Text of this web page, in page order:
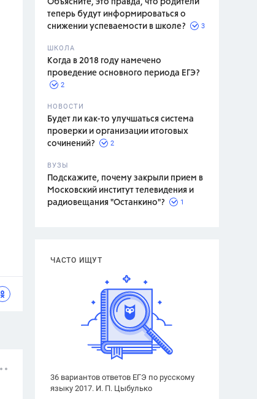
Объясните, это правда, что родители
теперь будут информироваться о
снижении успеваемости в школе?
3
ШКОЛА
Когда в 2018 году намечено
проведение основного периода ЕГЭ?
2
НОВОСТИ
Будет ли как-то улучшаться система
проверки и организации итоговых
сочинений?
2
ВУЗЫ
Подскажите, почему закрыли прием в
Московский институт телевидения и
радиовещания "Останкино"?
1
ЧАСТО ИЩУТ
36 вариантов ответов ЕГЭ по русскому
языку 2017. И. П. Цыбулько